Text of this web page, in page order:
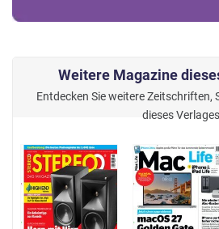
Weitere Magazine
Entdecken Sie weitere Zeitschriften,
dieses Verlages